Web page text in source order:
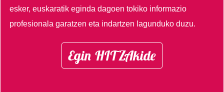
esker, euskaratik eginda dagoen tokiko informazio
profesionala garatzen eta indartzen lagunduko duzu.
Egin HITZAkide